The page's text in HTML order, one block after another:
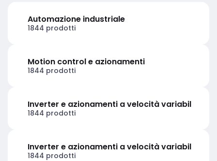
Automazione industriale
1844 prodotti
Motion control e azionamenti
1844 prodotti
Inverter e azionamenti a velocità variabil
1844 prodotti
Inverter e azionamenti a velocità variabil
1844 prodotti